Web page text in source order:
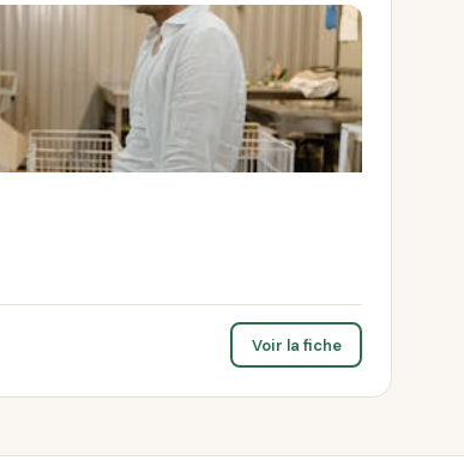
Voir la fiche